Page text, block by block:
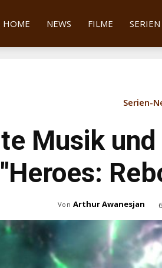
Filmfutter
HOME NEWS FILME SERIEN
Serien-
Musik
Von Arthur Awanesjan